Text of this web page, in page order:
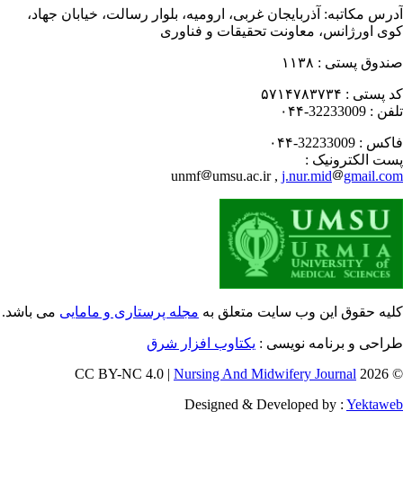
مکاتبه:آذربایجان غربی، ارومیه، بلوار رسالت، خیابان جهاد،
اورژانس، معاونت تحقیقات و فناوری
پستی : ۱۱۳۸
پستی : ۵۷۱۴۷۸۳۷۳۴
: 32233009-۰۴۴
: 32233009-۰۴۴
الکترونیک :
unmf
umsu.ac.ir ,j.nur.mid
حقوق این وب سایت متعلق بهمجله پرستاری و ماماییمی باشد.
و برنامه نویسی : یکتاوب افزار شرق
©
Nursing And Midwifery Journal
Designed & Developed by :